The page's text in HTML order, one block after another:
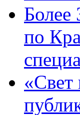
Более
по